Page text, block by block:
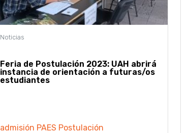
Feria de Postulación 2023: UAH abrirá
instancia de orientación a futuras/os
estudiantes
admisión PAES Postulación